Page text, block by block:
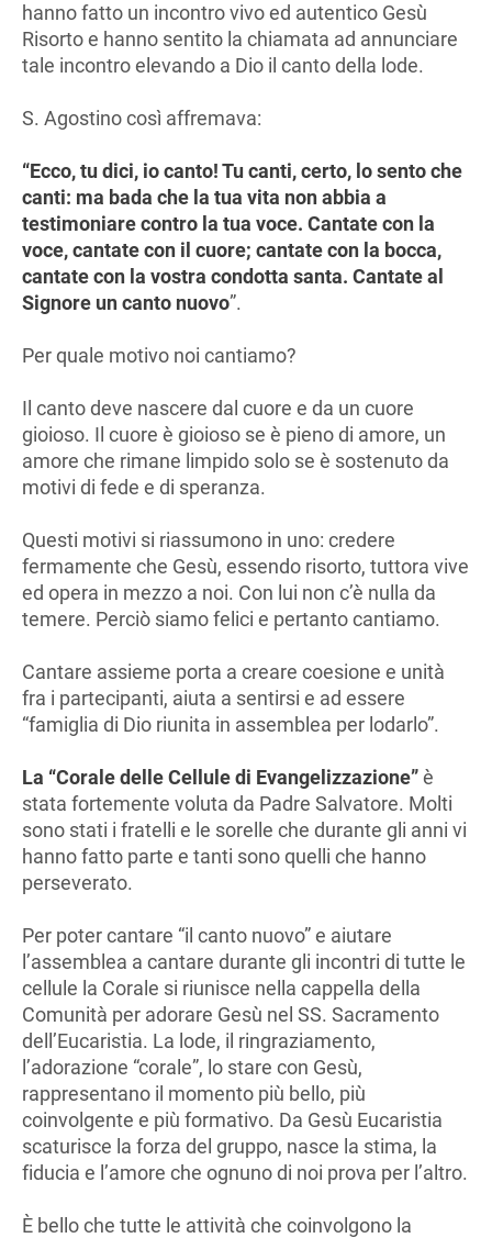
hanno fatto un incontro vivo ed autentico Gesù
Risorto e hanno sentito la chiamata ad annunciare
tale incontro elevando a Dio il canto della lode.
S. Agostino così affremava:
“Ecco, tu dici, io canto! Tu canti, certo, lo sento che
canti: ma bada che la tua vita non abbia a
testimoniare contro la tua voce. Cantate con la
voce, cantate con il cuore; cantate con la bocca,
cantate con la vostra condotta santa. Cantate al
Signore un canto nuovo”.
Per quale motivo noi cantiamo?
Il canto deve nascere dal cuore e da un cuore
gioioso. Il cuore è gioioso se è pieno di amore, un
amore che rimane limpido solo se è sostenuto da
motivi di fede e di speranza.
Questi motivi si riassumono in uno: credere
fermamente che Gesù, essendo risorto, tuttora vive
ed opera in mezzo a noi. Con lui non c’è nulla da
temere. Perciò siamo felici e pertanto cantiamo.
Cantare assieme porta a creare coesione e unità
fra i partecipanti, aiuta a sentirsi e ad essere
“famiglia di Dio riunita in assemblea per lodarlo”.
La “Corale delle Cellule di Evangelizzazione”è
stata fortemente voluta da Padre Salvatore. Molti
sono stati i fratelli e le sorelle che durante gli anni vi
hanno fatto parte e tanti sono quelli che hanno
perseverato.
Per poter cantare “il canto nuovo” e aiutare
l’assemblea a cantare durante gli incontri di tutte le
cellule la Corale si riunisce nella cappella della
Comunità per adorare Gesù nel SS. Sacramento
dell’Eucaristia. La lode, il ringraziamento,
l’adorazione “corale”, lo stare con Gesù,
rappresentano il momento più bello, più
coinvolgente e più formativo. Da Gesù Eucaristia
scaturisce la forza del gruppo, nasce la stima, la
fiducia e l’amore che ognuno di noi prova per l’altro.
È bello che tutte le attività che coinvolgono la